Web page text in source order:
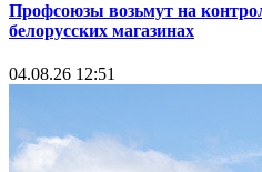
Профсоюзы возьмут на
белорусских магазинах
04.08.26 12:51